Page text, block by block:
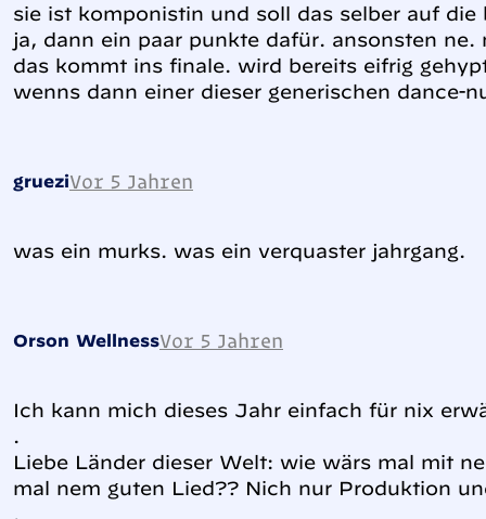
sie ist komponistin und soll das selber auf die
ja, dann ein paar punkte dafür. ansonsten
das kommt ins finale. wird bereits eifrig
wenns dann einer dieser generischen dance-
grueziVor 5 Jahren
was ein murks. was ein verquaster jahrgang.
Orson WellnessVor 5 Jahren
Ich kann mich dieses Jahr einfach für nix
.
Liebe Länder dieser Welt: wie wärs mal mit
mal nem guten Lied?? Nich nur Produktion
.